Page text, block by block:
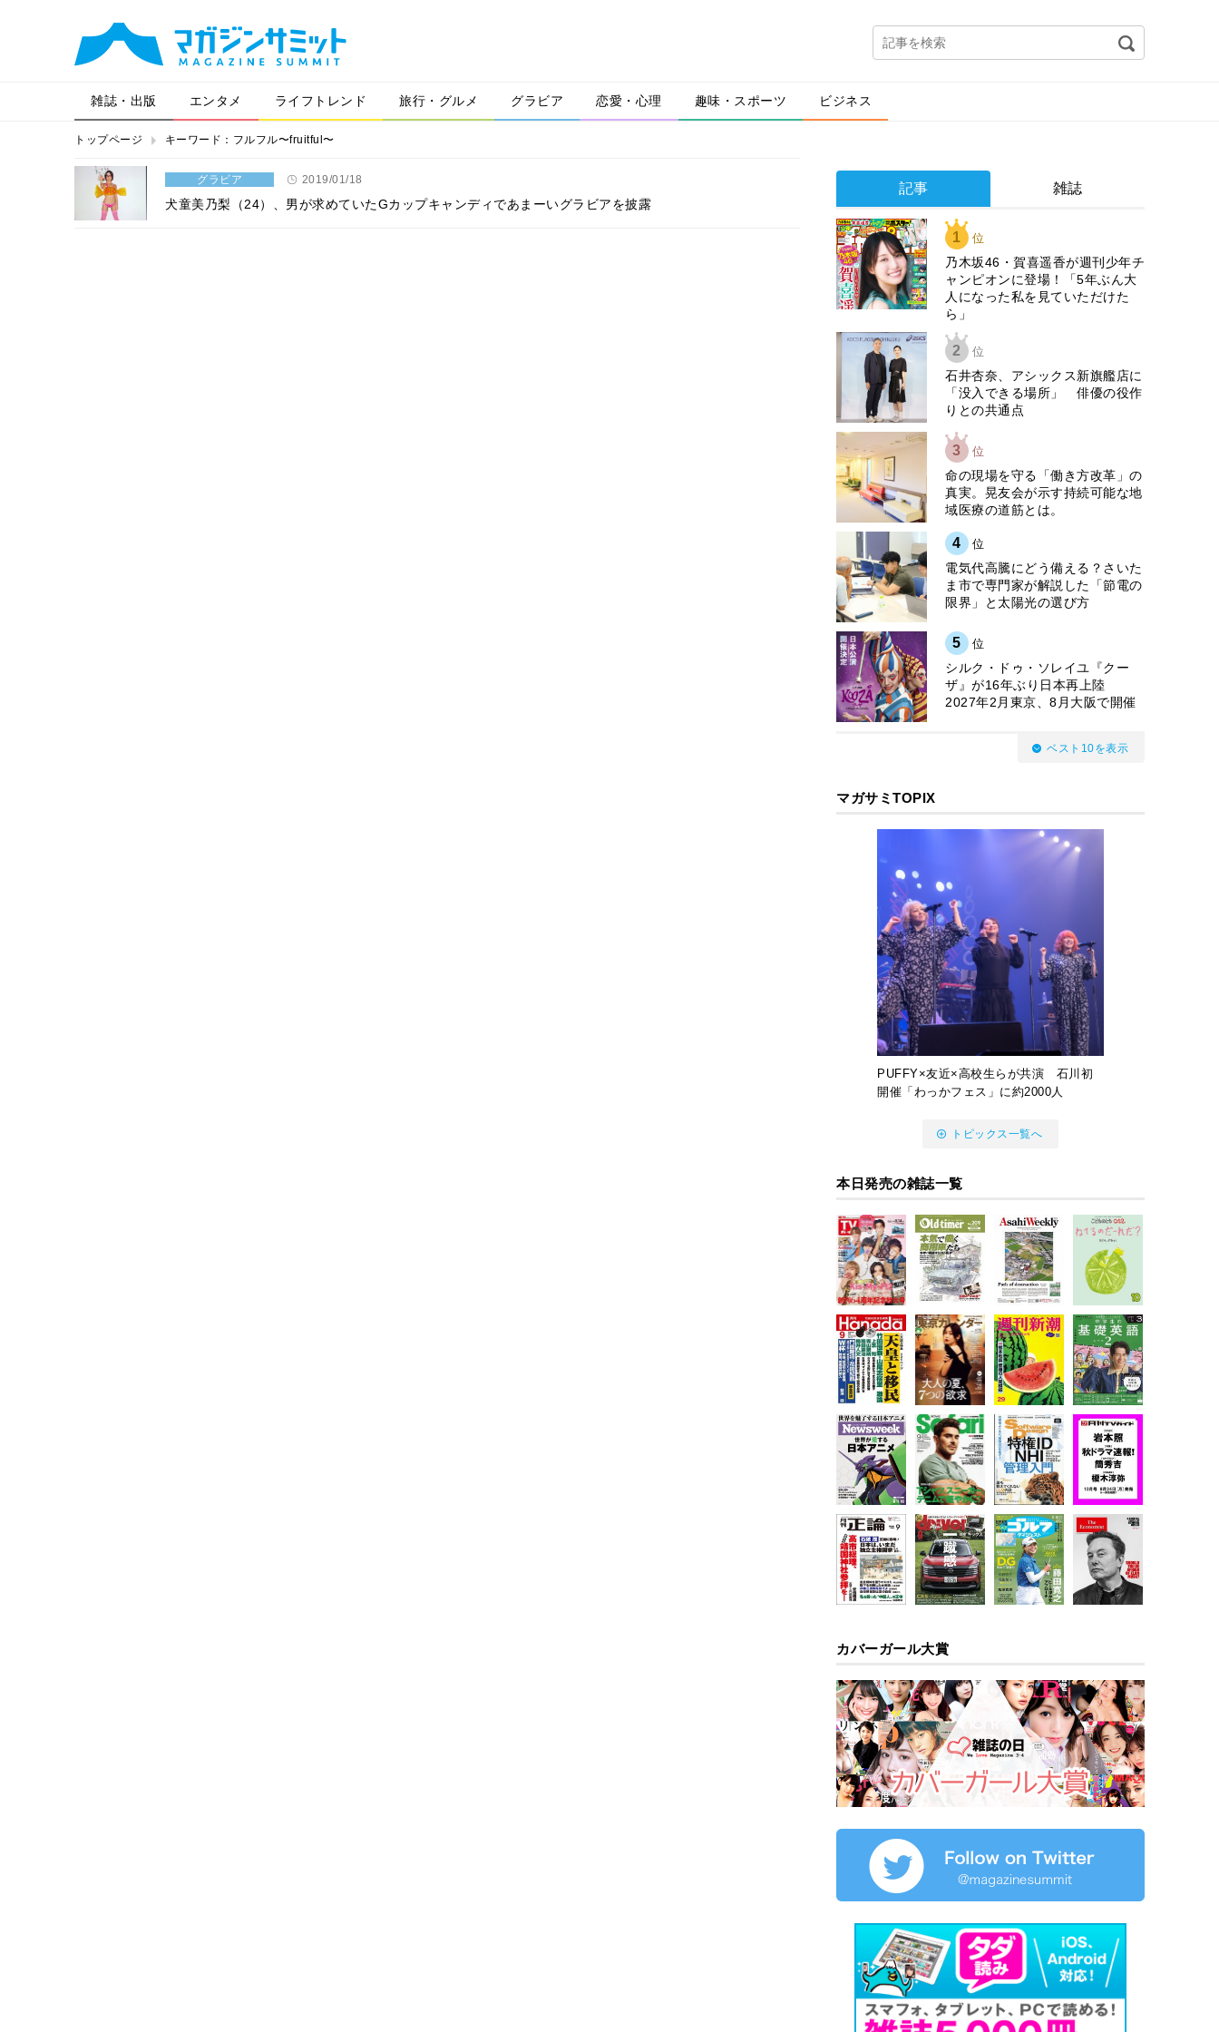
雑誌・出版 エンタメ ライフトレンド 旅行・グルメ グラビア 恋愛・心理 趣味・スポーツ ビジネス
トップページ キーワード：フルフル〜fruitful〜
グラビア 2019/01/18
犬童美乃梨（24）、男が求めていたGカップキャンディであまーいグラビアを披露
記事 雑誌
1 位
乃木坂46・賀喜遥香が週刊少年チ
ャンピオンに登場！「5年ぶん大
人になった私を見ていただけた
ら」
2 位
石井杏奈、アシックス新旗艦店に
「没入できる場所」 俳優の役作
りとの共通点
3 位
​命の現場を守る「働き方改革」の
真実。晃友会が示す持続可能な地
域医療の道筋とは。
4 位
電気代高騰にどう備える？さいた
ま市で専門家が解説した「節電の
限界」と太陽光の選び方
5 位
シルク・ドゥ・ソレイユ『クー
ザ』が16年ぶり日本再上陸
2027年2月東京、8月大阪で開催
ベスト10を表示
マガサミTOPIX
PUFFY×友近×高校生らが共演 石川初
開催「わっかフェス」に約2000人
トピックス一覧へ
本日発売の雑誌一覧
カバーガール大賞